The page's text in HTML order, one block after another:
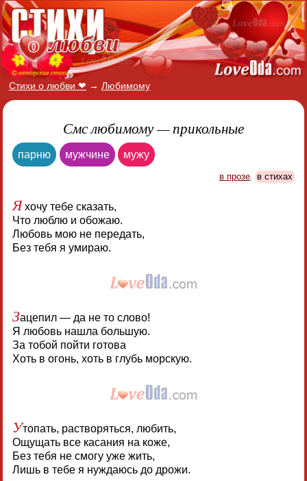
Стихи о любви ❤ → Любимому
Смс любимому — прикольные
парню мужчине мужу
в прозе, в стихах
Яхочу тебе сказать,
Что люблю и обожаю.
Любовь мою не передать,
Без тебя я умираю.
Зацепил — да не то слово!
Я любовь нашла большую.
За тобой пойти готова
Хоть в огонь, хоть в глубь морскую.
Утопать, растворяться, любить,
Ощущать все касания на коже,
Без тебя не смогу уже жить,
Лишь в тебе я нуждаюсь до дрожи.